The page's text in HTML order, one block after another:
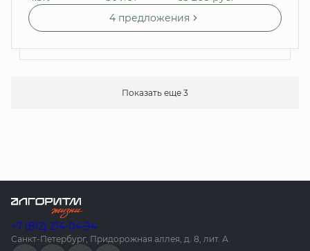
4 предложения
Показать еще 3
+7 (812) 214-04-94
Санкт-Петербург, Придорожная аллея, д. 8, лит. А